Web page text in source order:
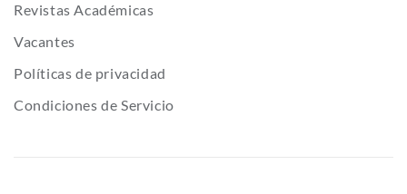
Revistas Académicas
Vacantes
Políticas de privacidad
Condiciones de Servicio